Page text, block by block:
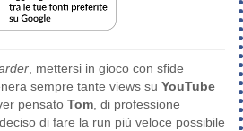
, mettersi in gioco con sfide
sempre tante views su YouTube
pensato Tom, di professione
di fare la run più veloce possibile